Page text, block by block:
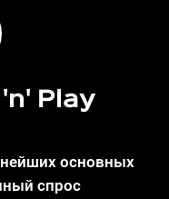
'n' Play
основных
спрос